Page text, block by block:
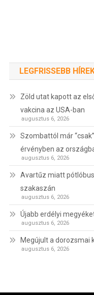
LEGFRISSEBB
Zöld utat kapott az
vakcina az USA-ban
augusztus 6, 2026
Szombattól már
érvényben az
augusztus 6, 2026
Avartűz miatt
szakaszán
augusztus 6, 2026
Újabb erdélyi
augusztus 6, 2026
Megújult a dorozsmai
augusztus 6, 2026